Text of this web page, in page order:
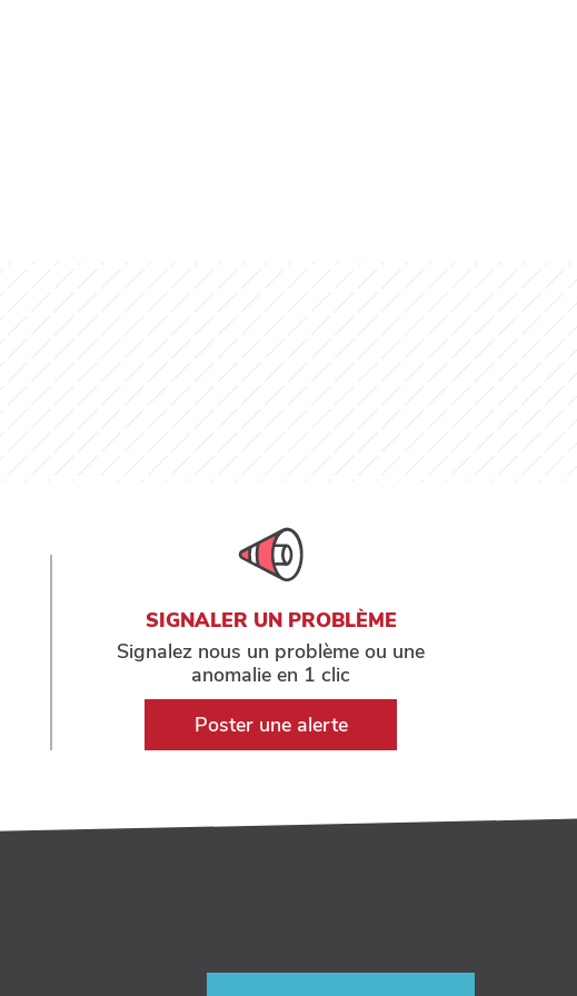
SIGNALER UN PROBLÈME
Signalez nous un problème ou une
anomalie en 1 clic
Poster une alerte